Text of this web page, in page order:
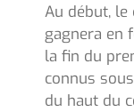
Au début, le
gagnera en
la fin du
connus
du haut du